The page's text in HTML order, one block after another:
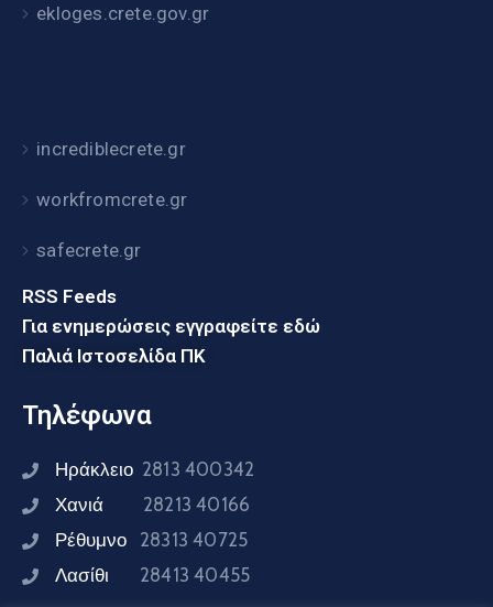
ekloges.crete.gov.gr
incrediblecrete.gr
workfromcrete.gr
safecrete.gr
RSS Feeds
Για ενημερώσεις εγγραφείτε εδώ
Παλιά Ιστοσελίδα ΠΚ
Τηλέφωνα
Ηράκλειο 2813 400342
Χανιά 28213 40166
Ρέθυμνο 28313 40725
Λασίθι 28413 40455